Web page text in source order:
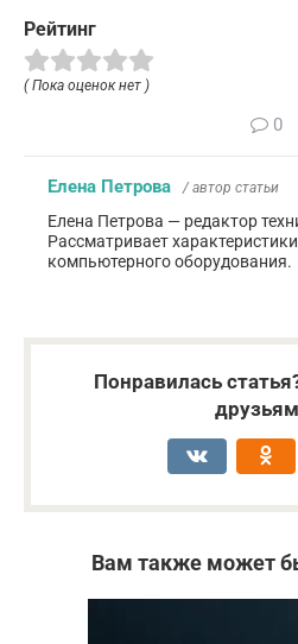
Рейтинг
( Пока оценок нет )
0
Елена Петрова / автор статьи
Елена Петрова — редактор
Рассматривает
компьютерного оборудования.
Понравилась
Вам также может